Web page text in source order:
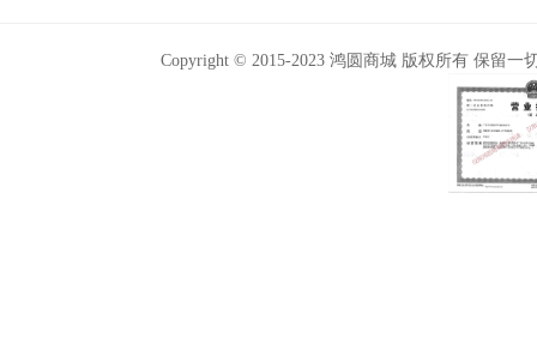
Copyright © 2015-2023 鸿圆商城 版权所有 保留一